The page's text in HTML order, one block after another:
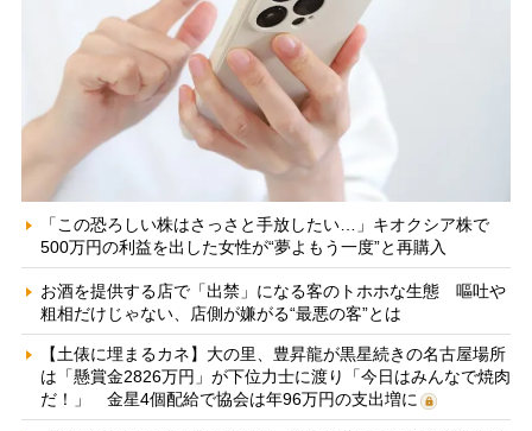
「この恐ろしい株はさっさと手放したい…」キオクシア株で
500万円の利益を出した女性が“夢よもう一度”と再購入
お酒を提供する店で「出禁」になる客のトホホな生態 嘔吐や
粗相だけじゃない、店側が嫌がる“最悪の客”とは
【土俵に埋まるカネ】大の里、豊昇龍が黒星続きの名古屋場所
は「懸賞金2826万円」が下位力士に渡り「今日はみんなで焼肉
だ！」 金星4個配給で協会は年96万円の支出増に